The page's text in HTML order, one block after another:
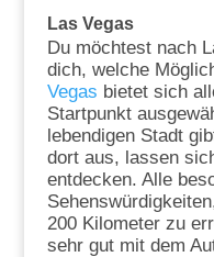
Las Vegas
Du möchtest nach
dich, welche
Vegas bietet sich
Startpunkt
lebendigen Stadt
dort aus, lassen
entdecken. Alle
200 Kilometer zu
sehr gut mit dem